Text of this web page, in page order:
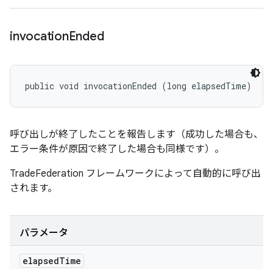
invocationEnded
public void invocationEnded (long elapsedTime)
呼び出しが終了したことを報告します（成功した場合も、
エラー条件が原因で終了した場合も同様です）。
TradeFederation フレームワークによって自動的に呼び出
されます。
パラメータ
elapsedTime